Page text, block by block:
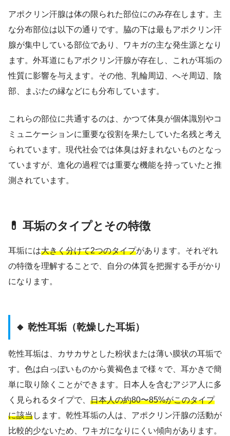
アポクリン汗腺は体の限られた部位にのみ存在します。主
な分布部位は以下の通りです。脇の下は最もアポクリン汗
腺が集中している部位であり、ワキガの主な発生源となり
ます。外耳道にもアポクリン汗腺が存在し、これが耳垢の
性質に影響を与えます。その他、乳輪周辺、へそ周辺、陰
部、まぶたの縁などにも分布しています。
これらの部位に共通するのは、かつて体臭が個体識別やコ
ミュニケーションに重要な役割を果たしていた名残と考え
られています。現代社会では体臭は好まれないものとなっ
ていますが、進化の過程では重要な機能を持っていたと推
測されています。
💊 耳垢のタイプとその特徴
耳垢には大きく分けて2つのタイプがあります。それぞれ
の特徴を理解することで、自分の体質を把握する手がかり
になります。
🔸 乾性耳垢（乾燥した耳垢）
乾性耳垢は、カサカサとした粉状または薄い膜状の耳垢で
す。色は白っぽいものから黄褐色まで様々で、耳かきで簡
単に取り除くことができます。日本人を含むアジア人に多
く見られるタイプで、 日本人の約80〜85%がこのタイプ
に該当します。乾性耳垢の人は、アポクリン汗腺の活動が
比較的少ないため、ワキガになりにくい傾向があります。